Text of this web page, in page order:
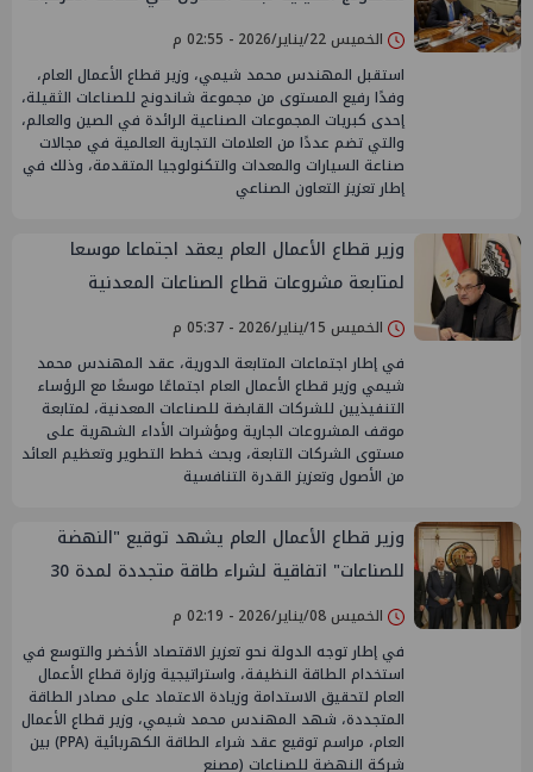
الكهربائية
الخميس 22/يناير/2026 - 02:55 م
استقبل المهندس محمد شيمي، وزير قطاع الأعمال العام،
وفدًا رفيع المستوى من مجموعة شاندونج للصناعات الثقيلة،
إحدى كبريات المجموعات الصناعية الرائدة في الصين والعالم،
والتي تضم عددًا من العلامات التجارية العالمية في مجالات
صناعة السيارات والمعدات والتكنولوجيا المتقدمة، وذلك في
إطار تعزيز التعاون الصناعي
وزير قطاع الأعمال العام يعقد اجتماعا موسعا
لمتابعة مشروعات قطاع الصناعات المعدنية
ومؤشرات الأداء
الخميس 15/يناير/2026 - 05:37 م
في إطار اجتماعات المتابعة الدورية، عقد المهندس محمد
شيمي وزير قطاع الأعمال العام اجتماعًا موسعًا مع الرؤساء
التنفيذيين للشركات القابضة للصناعات المعدنية، لمتابعة
موقف المشروعات الجارية ومؤشرات الأداء الشهرية على
مستوى الشركات التابعة، وبحث خطط التطوير وتعظيم العائد
من الأصول وتعزيز القدرة التنافسية
وزير قطاع الأعمال العام يشهد توقيع "النهضة
للصناعات" اتفاقية لشراء طاقة متجددة لمدة 30
عامًاالخميس 08/يناير/2026 - 02:19 م
في إطار توجه الدولة نحو تعزيز الاقتصاد الأخضر والتوسع في
استخدام الطاقة النظيفة، واستراتيجية وزارة قطاع الأعمال
العام لتحقيق الاستدامة وزيادة الاعتماد على مصادر الطاقة
المتجددة، شهد المهندس محمد شيمي، وزير قطاع الأعمال
العام، مراسم توقيع عقد شراء الطاقة الكهربائية (PPA) بين
شركة النهضة للصناعات (مصنع